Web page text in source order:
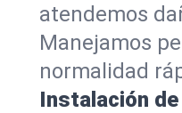
atendemos
Manejamos
normalidad
Instalación